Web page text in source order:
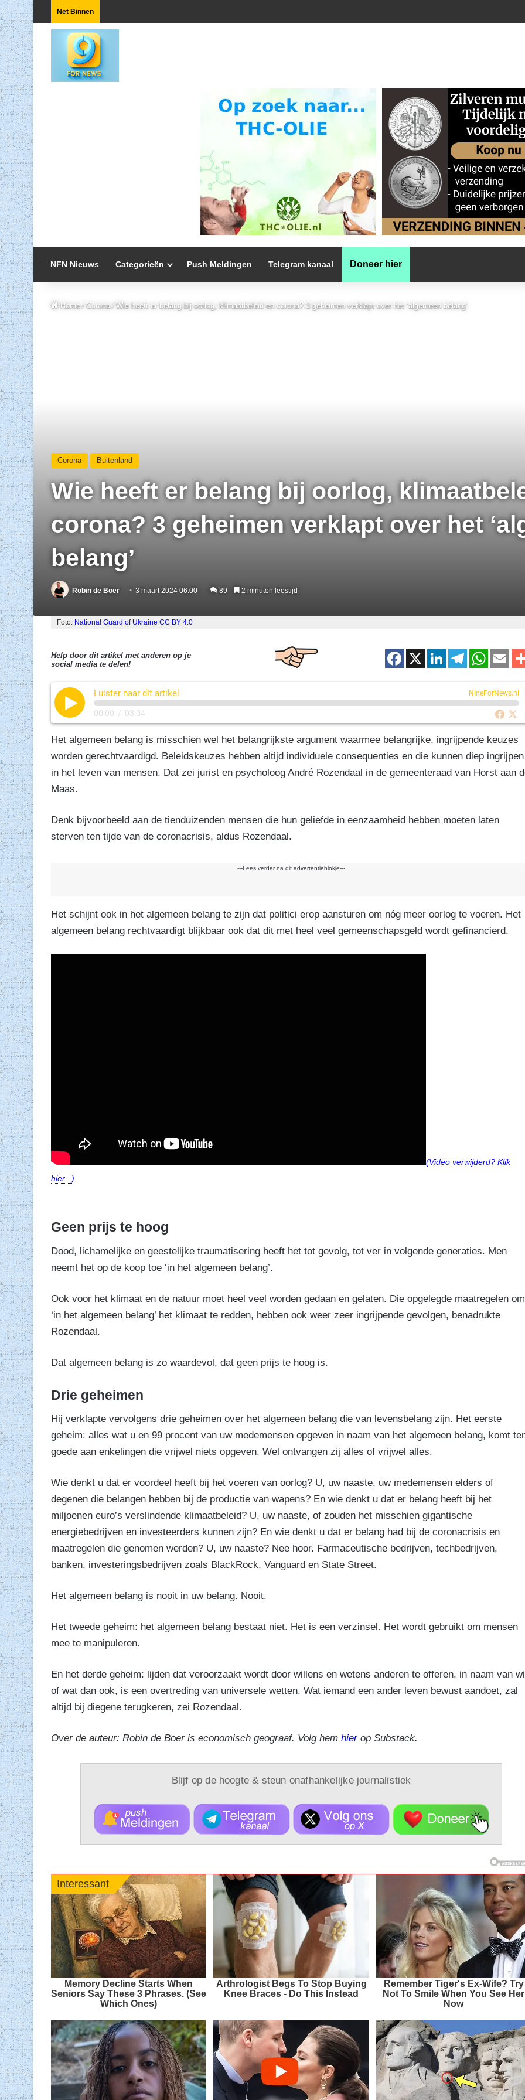
Net Binnen
NFN Nieuws Categorieën Push Meldingen Telegram kanaal Doneer hier
Home / Corona / Wie heeft er belang bij oorlog, klimaatbeleid en corona? 3 geheimen verklapt over het ‘algemeen belang’
Corona Buitenland
Wie heeft er belang bij oorlog,
corona? 3 geheimen verklapt over het
belang’
Robin de Boer 3 maart 2024 06:00 89 2 minuten leestijd
Foto: National Guard of Ukraine CC BY 4.0
Help door dit artikel met anderen op je
social media te delen!
F
c
b
o
o
X
Li
k
dI
n
T
e
a
m
W
at
s
A
p
p
E
Luister naar dit artikel NineForNews.nl
00:00 / 03:04
Het algemeen belang is misschien wel het belangrijkste argument waarmee belangrijke, ingrijpende keuzes
worden gerechtvaardigd. Beleidskeuzes hebben altijd individuele consequenties en die kunnen diep ingrijpen
in het leven van mensen. Dat zei jurist en psycholoog André Rozendaal in de gemeenteraad van Horst aan
Maas.
Denk bijvoorbeeld aan de tienduizenden mensen die hun geliefde in eenzaamheid hebben moeten laten
sterven ten tijde van de coronacrisis, aldus Rozendaal.
---Lees verder na dit advertentieblokje---
Het schijnt ook in het algemeen belang te zijn dat politici erop aansturen om nóg meer oorlog te voeren. Het
algemeen belang rechtvaardigt blijkbaar ook dat dit met heel veel gemeenschapsgeld wordt gefinancierd.
(Video verwijderd? Klik
hier...)
Geen prijs te hoog
Dood, lichamelijke en geestelijke traumatisering heeft het tot gevolg, tot ver in volgende generaties. Men
neemt het op de koop toe ‘in het algemeen belang’.
Ook voor het klimaat en de natuur moet heel veel worden gedaan en gelaten. Die opgelegde maatregelen om
‘in het algemeen belang’ het klimaat te redden, hebben ook weer zeer ingrijpende gevolgen, benadrukte
Rozendaal.
Dat algemeen belang is zo waardevol, dat geen prijs te hoog is.
Drie geheimen
Hij verklapte vervolgens drie geheimen over het algemeen belang die van levensbelang zijn. Het eerste
geheim: alles wat u en 99 procent van uw medemensen opgeven in naam van het algemeen belang, komt
goede aan enkelingen die vrijwel niets opgeven. Wel ontvangen zij alles of vrijwel alles.
Wie denkt u dat er voordeel heeft bij het voeren van oorlog? U, uw naaste, uw medemensen elders of
degenen die belangen hebben bij de productie van wapens? En wie denkt u dat er belang heeft bij het
miljoenen euro’s verslindende klimaatbeleid? U, uw naaste, of zouden het misschien gigantische
energiebedrijven en investeerders kunnen zijn? En wie denkt u dat er belang had bij de coronacrisis en
maatregelen die genomen werden? U, uw naaste? Nee hoor. Farmaceutische bedrijven, techbedrijven,
banken, investeringsbedrijven zoals BlackRock, Vanguard en State Street.
Het algemeen belang is nooit in uw belang. Nooit.
Het tweede geheim: het algemeen belang bestaat niet. Het is een verzinsel. Het wordt gebruikt om mensen
mee te manipuleren.
En het derde geheim: lijden dat veroorzaakt wordt door willens en wetens anderen te offeren, in naam van
of wat dan ook, is een overtreding van universele wetten. Wat iemand een ander leven bewust aandoet, zal
altijd bij diegene terugkeren, zei Rozendaal.
Over de auteur: Robin de Boer is economisch geograaf. Volg hem hierop Substack.
Blijf op de hoogte & steun onafhankelijke journalistiek
Interessant
Memory Decline Starts When
Seniors Say These 3 Phrases. (See
Which Ones)
Arthrologist Begs To Stop Buying
Knee Braces - Do This Instead
Remember Tiger's Ex-Wife? Try
Not To Smile When You See Her
Now